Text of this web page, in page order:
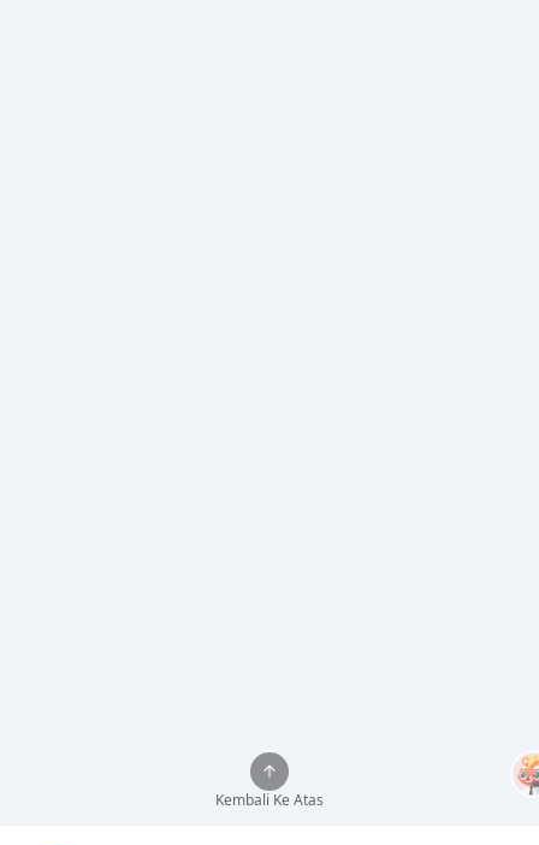
Kembali Ke Atas